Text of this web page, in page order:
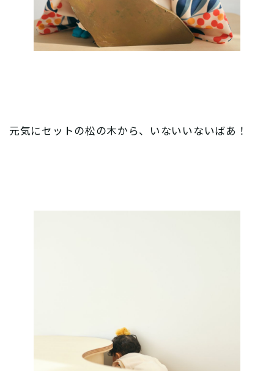
元気にセットの松の木から、いないいないばあ！